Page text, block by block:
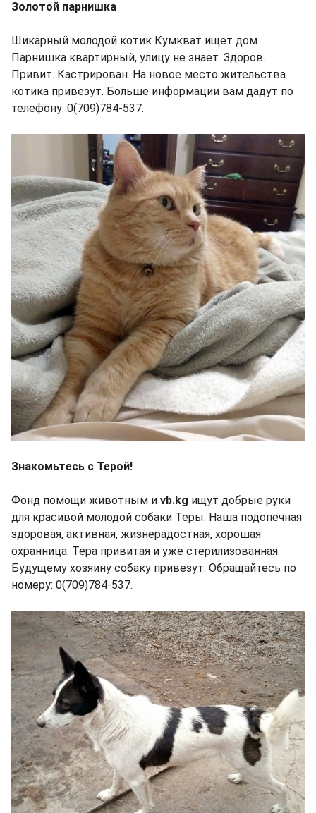
Золотой парнишка
Шикарный молодой котик Кумкват ищет дом.
Парнишка квартирный, улицу не знает. Здоров.
Привит. Кастрирован. На новое место жительства
котика привезут. Больше информации вам дадут по
телефону: 0(709)784-537.
Знакомьтесь с Терой!
Фонд помощи животным и vb.kg ищут добрые руки
для красивой молодой собаки Теры. Наша подопечная
здоровая, активная, жизнерадостная, хорошая
охранница. Тера привитая и уже стерилизованная.
Будущему хозяину собаку привезут. Обращайтесь по
номеру: 0(709)784-537.